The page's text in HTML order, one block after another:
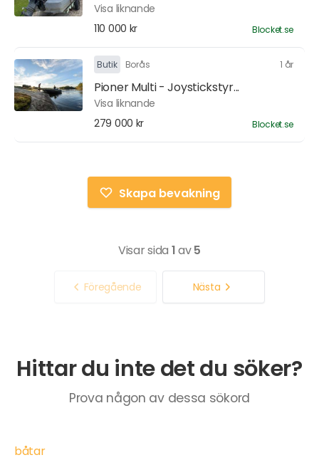
Visa liknande
110 000 kr
Blocket.se
Butik Borås 1 år
Pioner Multi - Joystickstyr...
Visa liknande
279 000 kr
Blocket.se
Skapa bevakning
Visar sida 1av5
Föregående Nästa
Hittar du inte det du söker?
Prova någon av dessa sökord
båtar